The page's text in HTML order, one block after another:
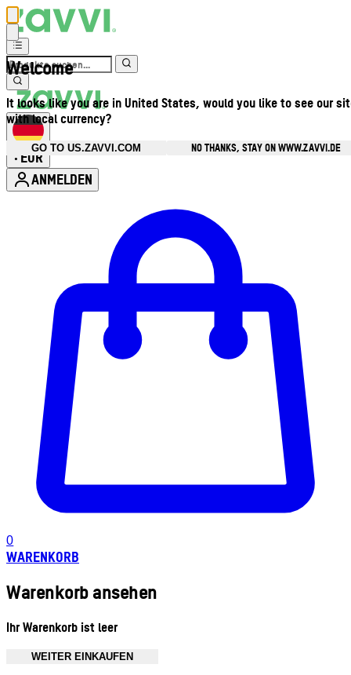
Welcome
It looks like you are in United States, would you like to see our
with local currency?
GO TO US.ZAVVI.COM
NO THANKS, STAY ON WWW.ZAVVI.DE
• EUR
ANMELDEN
0
WARENKORB
Warenkorb ansehen
Ihr Warenkorb ist leer
WEITER EINKAUFEN